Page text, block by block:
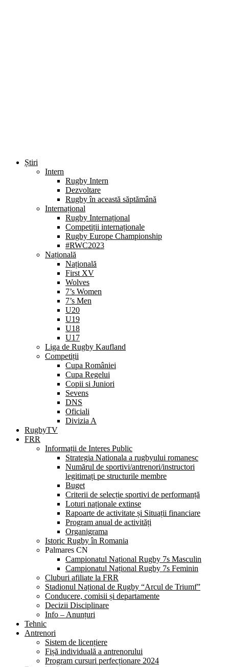
Știri
Intern
Rugby Intern
Dezvoltare
Rugby în această săptămână
Internațional
Rugby Internațional
Competiții internaționale
Rugby Europe Championship
#RWC2023
Națională
Națională
First XV
Wolves
7’s Women
7’s Men
U20
U19
U18
U17
Liga de Rugby Kaufland
Competiții
Cupa României
Cupa Regelui
Copii si Juniori
Sevens
DNS
Oficiali
Divizia A
RugbyTV
FRR
Informații de Interes Public
Strategia Nationala a rugbyului romanesc
Numărul de sportivi/antrenori/instructori
legitimați pe structurile membre
Buget
Criterii de selecție sportivi de performanță
Loturi naționale extinse
Rapoarte de activitate și Situații financiare
Program anual de activități
Organigrama
Istoric Rugby în Romania
Palmares CN
Campionatul Național Rugby 7s Masculin
Campionatul Național Rugby 7s Feminin
Cluburi afiliate la FRR
Stadionul Național de Rugby “Arcul de Triumf”
Conducere, comisii și departamente
Decizii Disciplinare
Info – Anunțuri
Tehnic
Antrenori
Sistem de licențiere
Fișă individuală a antrenorului
Program cursuri perfecționare 2024